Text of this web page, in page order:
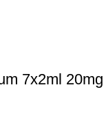
7x2ml 20mg